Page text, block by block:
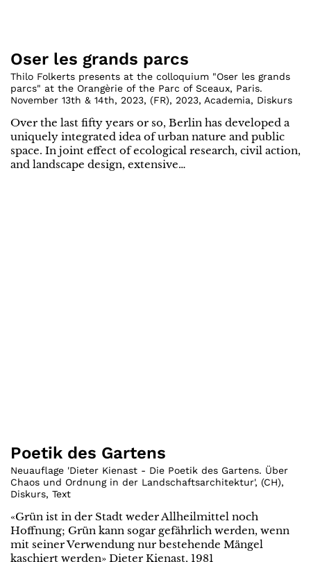
Oser les grands parcs
Thilo Folkerts presents at the colloquium "Oser les grands
parcs" at the Orangèrie of the Parc of Sceaux, Paris.
November 13th & 14th, 2023, (FR), 2023, Academia, Diskurs
Over the last fifty years or so, Berlin has developed a
uniquely integrated idea of urban nature and public
space. In joint effect of ecological research, civil action,
and landscape design, extensive…
Poetik des Gartens
Neuauflage 'Dieter Kienast - Die Poetik des Gartens. Über
Chaos und Ordnung in der Landschaftsarchitektur', (CH),
Diskurs, Text
«Grün ist in der Stadt weder Allheilmittel noch
Hoffnung; Grün kann sogar gefährlich werden, wenn
mit seiner Verwendung nur bestehende Mängel
kaschiert werden» Dieter Kienast, 1981